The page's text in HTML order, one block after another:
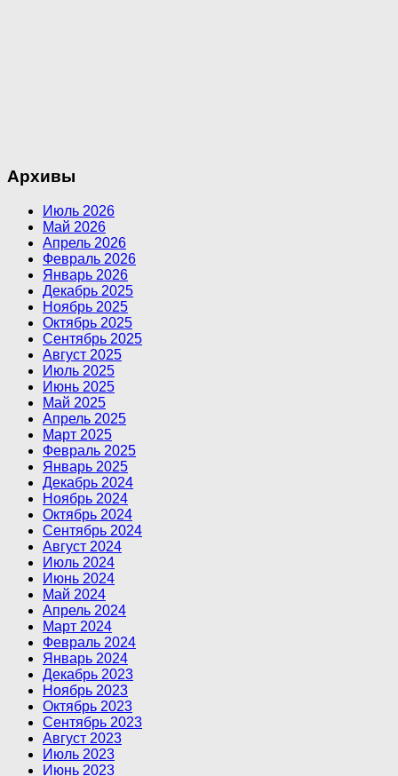
Архивы
Июль 2026
Май 2026
Апрель 2026
Февраль 2026
Январь 2026
Декабрь 2025
Ноябрь 2025
Октябрь 2025
Сентябрь 2025
Август 2025
Июль 2025
Июнь 2025
Май 2025
Апрель 2025
Март 2025
Февраль 2025
Январь 2025
Декабрь 2024
Ноябрь 2024
Октябрь 2024
Сентябрь 2024
Август 2024
Июль 2024
Июнь 2024
Май 2024
Апрель 2024
Март 2024
Февраль 2024
Январь 2024
Декабрь 2023
Ноябрь 2023
Октябрь 2023
Сентябрь 2023
Август 2023
Июль 2023
Июнь 2023